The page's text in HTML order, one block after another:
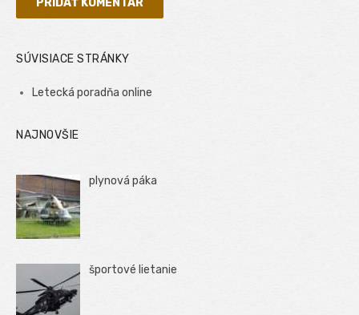
SÚVISIACE STRÁNKY
Letecká poradňa online
NAJNOVŠIE
plynová páka
športové lietanie